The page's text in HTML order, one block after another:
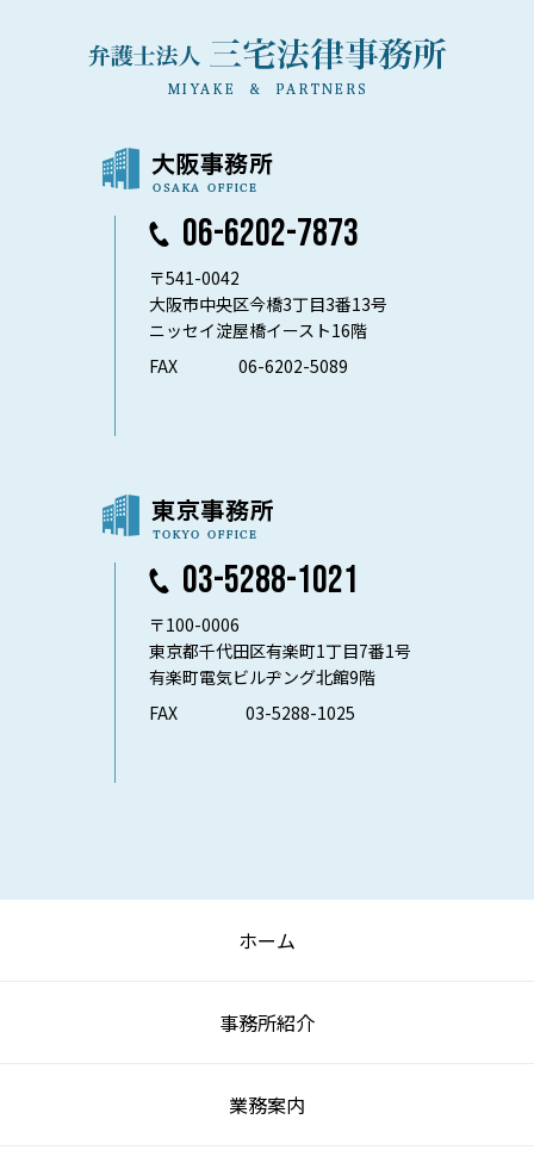
06-6202-7873
〒541-0042
大阪市中央区今橋3丁目3番13号
ニッセイ淀屋橋イースト16階
FAX
06-6202-5089
03-5288-1021
〒100-0006
東京都千代田区有楽町1丁目7番1号
有楽町電気ビルヂング北館9階
FAX
03-5288-1025
ホーム
事務所紹介
業務案内